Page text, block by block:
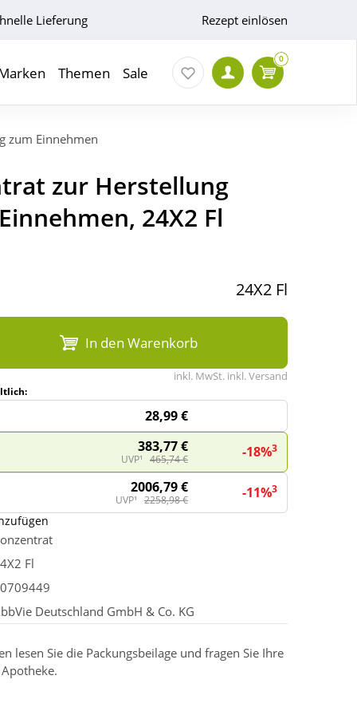
Lieferung Rezept einlösen
Themen Sale
0
zum Einnehmen
zur Herstellung
24X2 Fl
24X2 Fl
In den Warenkorb
inkl. MwSt. inkl. Versand
28,99 €
383,77 €
UVP¹ 465,74 € -18%3
2006,79 €
UVP¹ 2258,98 € -11%3
Fl
Deutschland GmbH & Co. KG
lesen Sie die Packungsbeilage und fragen Sie Ihre